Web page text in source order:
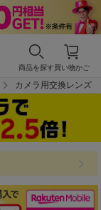
買い物かご
商品を探す
カメラ用交換レンズ